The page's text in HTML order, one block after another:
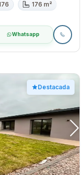
176 m²
Whatsapp
Destacada